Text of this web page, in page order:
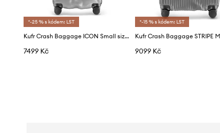
*-25 % s kódem: LST
Kufr Crash Baggage ICON Small size 55x40x22 cm
7499 Kč
*-15 % s kódem: LST
9099 Kč